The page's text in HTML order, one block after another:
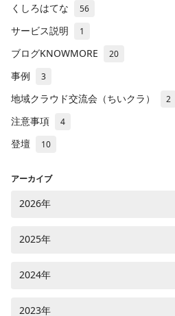
くしろはてな 56
サービス説明 1
ブログKNOWMORE 20
事例 3
地域クラウド交流会（ちいクラ） 2
注意事項 4
登壇 10
アーカイブ
2026年
2025年
2024年
2023年